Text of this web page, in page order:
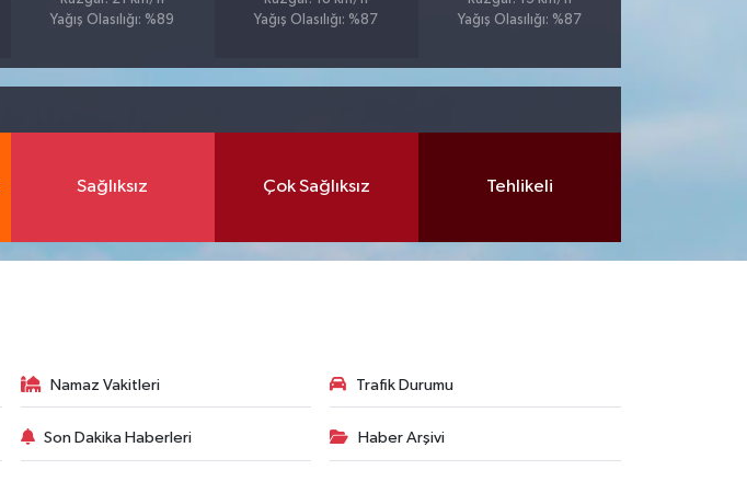
Yağış Olasılığı: %89
Yağış Olasılığı: %87
Yağış Olasılığı: %87
Sağlıksız Çok Sağlıksız Tehlikeli
Namaz Vakitleri Trafik Durumu
Son Dakika Haberleri Haber Arşivi